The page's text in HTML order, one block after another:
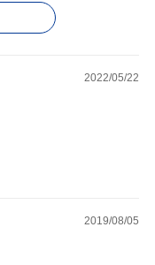
2022/05/22
2019/08/05